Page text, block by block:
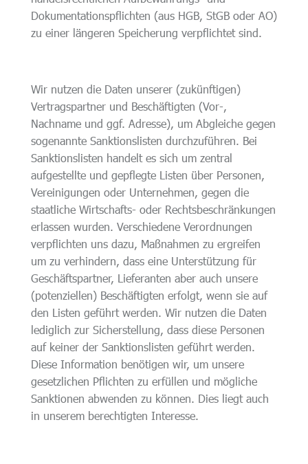
Dokumentationspflichten (aus HGB, StGB oder AO)
zu einer längeren Speicherung verpflichtet sind.
Wir nutzen die Daten unserer (zukünftigen)
Vertragspartner und Beschäftigten (Vor-,
Nachname und ggf. Adresse), um Abgleiche gegen
sogenannte Sanktionslisten durchzuführen. Bei
Sanktionslisten handelt es sich um zentral
aufgestellte und gepflegte Listen über Personen,
Vereinigungen oder Unternehmen, gegen die
staatliche Wirtschafts- oder Rechtsbeschränkungen
erlassen wurden. Verschiedene Verordnungen
verpflichten uns dazu, Maßnahmen zu ergreifen
um zu verhindern, dass eine Unterstützung für
Geschäftspartner, Lieferanten aber auch unsere
(potenziellen) Beschäftigten erfolgt, wenn sie auf
den Listen geführt werden. Wir nutzen die Daten
lediglich zur Sicherstellung, dass diese Personen
auf keiner der Sanktionslisten geführt werden.
Diese Information benötigen wir, um unsere
gesetzlichen Pflichten zu erfüllen und mögliche
Sanktionen abwenden zu können. Dies liegt auch
in unserem berechtigten Interesse.